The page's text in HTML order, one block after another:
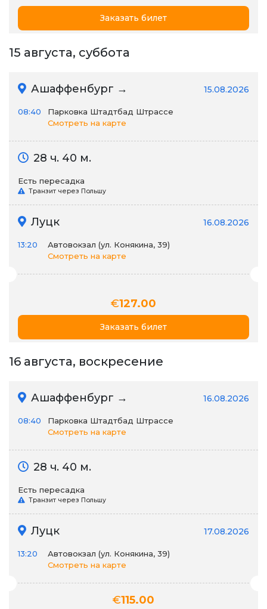
Заказать билет
15 августа, суббота
Ашаффенбург → 15.08.2026
08:40
Парковка Штадтбад Штрассе
Смотреть на карте
28 ч. 40 м.
Есть пересадка
Транзит через Польшу
Луцк 16.08.2026
13:20
Автовокзал (ул. Конякина, 39)
Смотреть на карте
€127.00
Заказать билет
16 августа, воскресение
Ашаффенбург → 16.08.2026
08:40
Парковка Штадтбад Штрассе
Смотреть на карте
28 ч. 40 м.
Есть пересадка
Транзит через Польшу
Луцк 17.08.2026
13:20
Автовокзал (ул. Конякина, 39)
Смотреть на карте
€115.00